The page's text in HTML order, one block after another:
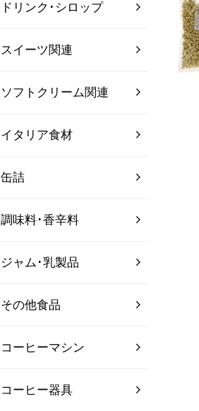
ドリンク･シロップ
スイーツ関連
ソフトクリーム関連
イタリア食材
缶詰
調味料･香辛料
ジャム･乳製品
その他食品
コーヒーマシン
コーヒー器具